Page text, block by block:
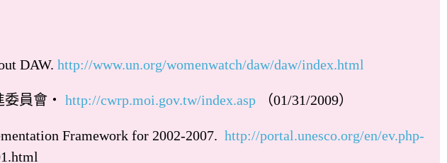
DAW. http://www.un.org/womenwatch/daw/daw/index.html
委員會‧ http://cwrp.moi.gov.tw/index.asp （01/31/2009）
Framework for 2002-2007. http://portal.unesco.org/en/ev.php-